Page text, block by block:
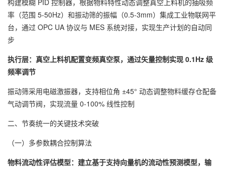
构建模糊 PID 控制器，根据物料特性动态调整真空上料机的抽吸频
率（范围 5-50Hz）和振动筛的振幅（0.5-3mm）集成工业物联网平
台，通过 OPC UA 协议与 MES 系统对接，实现生产计划的自动同
步
执行层：真空上料机配置变频真空泵，通过矢量控制实现 0.1Hz 级
频率调节
振动筛采用电磁激振器，支持相位角 ±45° 动态调整物料缓存仓配备
气动调节阀，实现流量 0-100% 线性控制
二、节奏统一的关键技术突破
（一）多参数耦合控制算法
物料流动性评估模型：建立基于支持向量机的流动性预测模型，输